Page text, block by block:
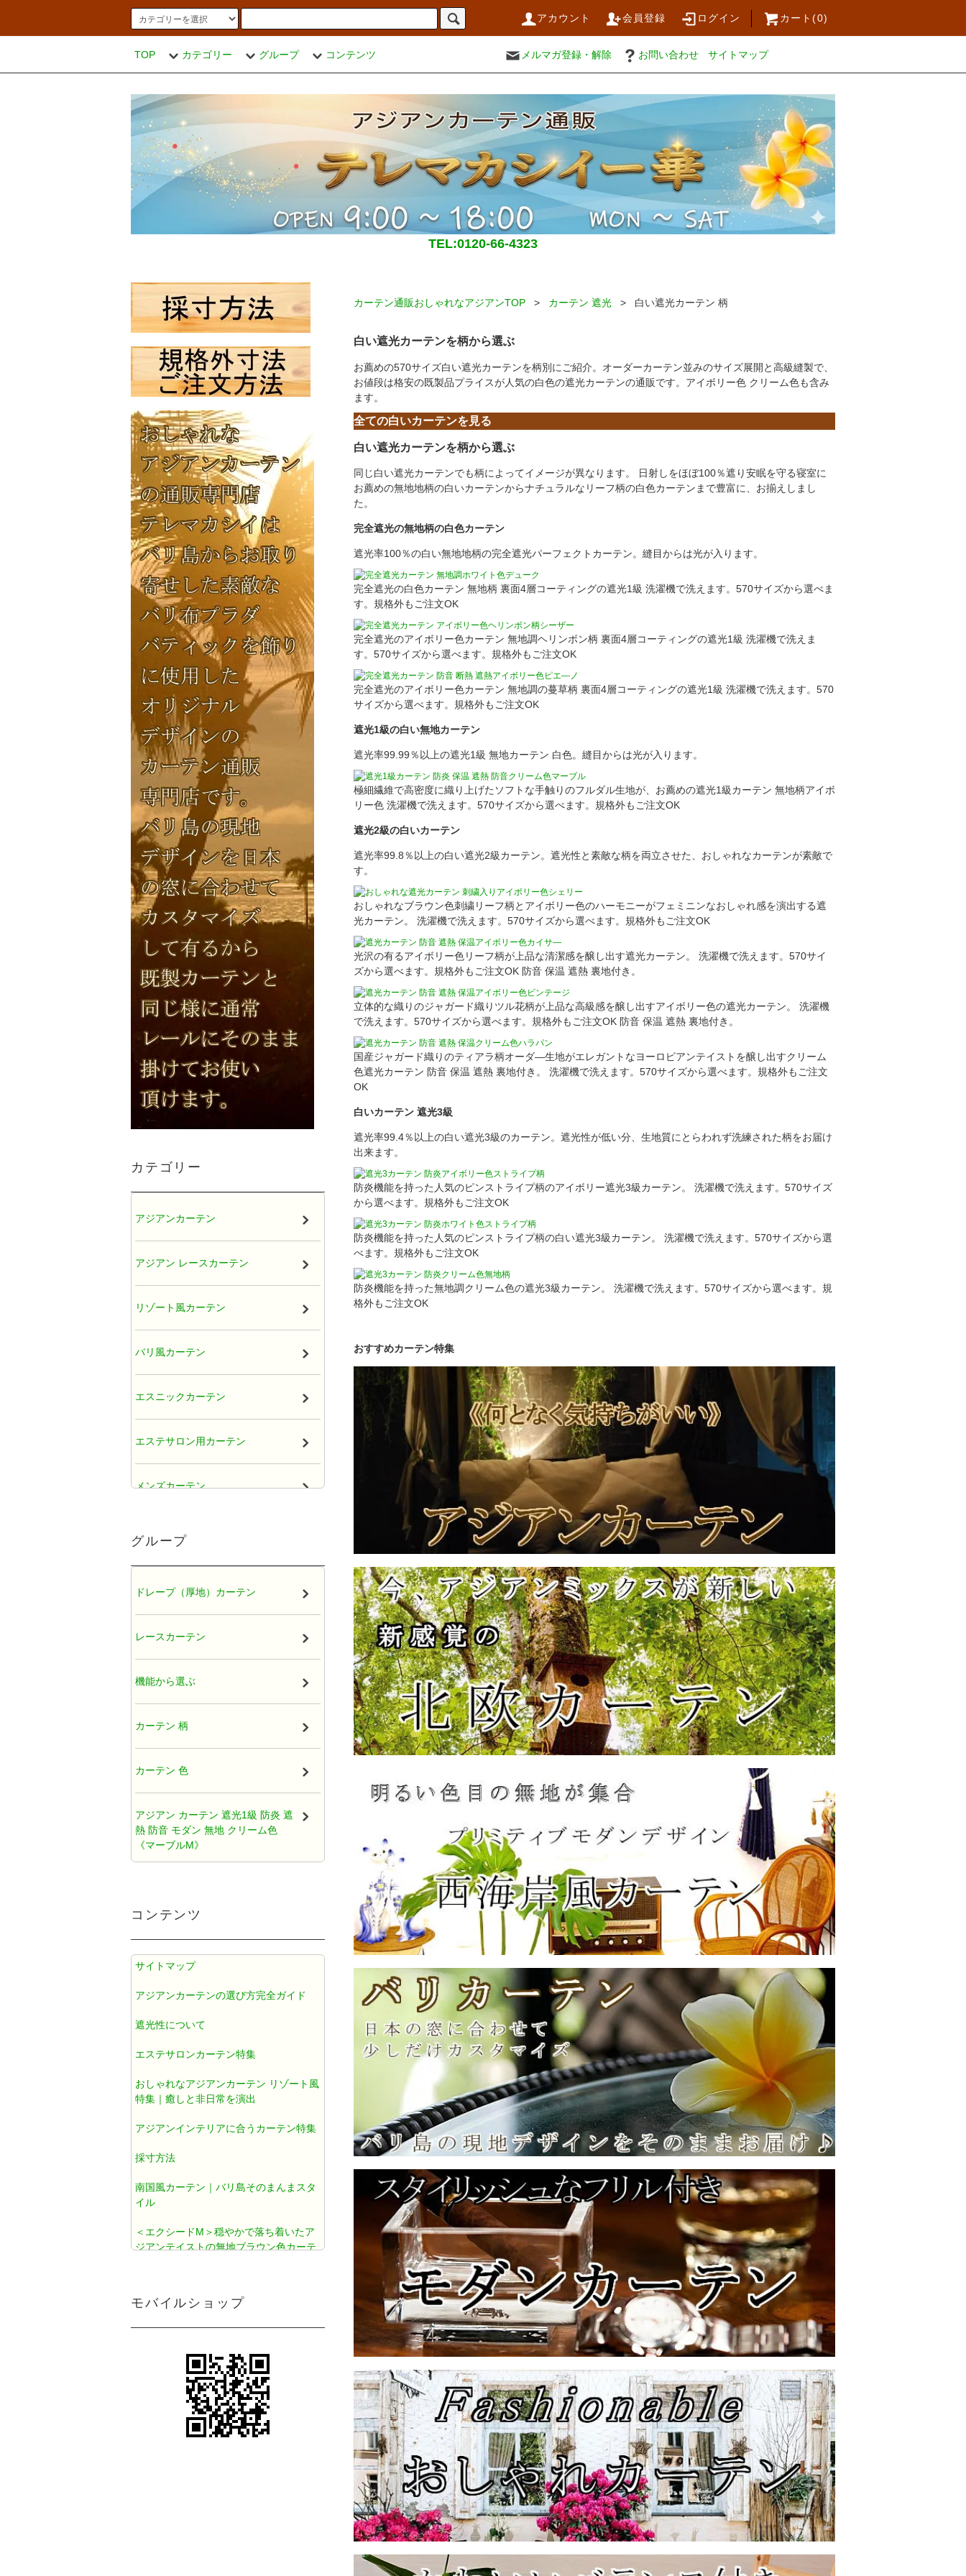
アカウント 会員登録 ログイン カート(0)
TOP カテゴリー グループ コンテンツ メルマガ登録・解除 お問い合わせ サイトマップ
TEL:0120-66-4323
カーテン通販おしゃれなアジアンTOP > カーテン 遮光 > 白い遮光カーテン 柄
白い遮光カーテンを柄から選ぶ
お薦めの570サイズ白い遮光カーテンを柄別にご紹介。オーダーカーテン並みのサイズ展開と高級縫製で、
お値段は格安の既製品プライスが人気の白色の遮光カーテンの通販です。アイボリー色 クリーム色も含み
ます。
全ての白いカーテンを見る
白い遮光カーテンを柄から選ぶ
同じ白い遮光カーテンでも柄によってイメージが異なります。 日射しをほぼ100％遮り安眠を守る寝室に
お薦めの無地地柄の白いカーテンからナチュラルなリーフ柄の白色カーテンまで豊富に、お揃えしまし
た。
完全遮光の無地柄の白色カーテン
遮光率100％の白い無地地柄の完全遮光パーフェクトカーテン。縫目からは光が入ります。
完全遮光の白色カーテン 無地柄 裏面4層コーティングの遮光1級 洗濯機で洗えます。570サイズから選べま
す。規格外もご注文OK
完全遮光のアイボリー色カーテン 無地調ヘリンボン柄 裏面4層コーティングの遮光1級 洗濯機で洗えま
す。570サイズから選べます。規格外もご注文OK
完全遮光のアイボリー色カーテン 無地調の蔓草柄 裏面4層コーティングの遮光1級 洗濯機で洗えます。570
サイズから選べます。規格外もご注文OK
遮光1級の白い無地カーテン
遮光率99.99％以上の遮光1級 無地カーテン 白色。縫目からは光が入ります。
極細繊維で高密度に織り上げたソフトな手触りのフルダル生地が、お薦めの遮光1級カーテン 無地柄アイボ
リー色 洗濯機で洗えます。570サイズから選べます。規格外もご注文OK
遮光2級の白いカーテン
遮光率99.8％以上の白い遮光2級カーテン。遮光性と素敵な柄を両立させた、おしゃれなカーテンが素敵で
す。
おしゃれなブラウン色刺繍リーフ柄とアイボリー色のハーモニーがフェミニンなおしゃれ感を演出する遮
光カーテン。 洗濯機で洗えます。570サイズから選べます。規格外もご注文OK
光沢の有るアイボリー色リーフ柄が上品な清潔感を醸し出す遮光カーテン。 洗濯機で洗えます。570サイ
ズから選べます。規格外もご注文OK 防音 保温 遮熱 裏地付き。
立体的な織りのジャガード織りツル花柄が上品な高級感を醸し出すアイボリー色の遮光カーテン。 洗濯機
で洗えます。570サイズから選べます。規格外もご注文OK 防音 保温 遮熱 裏地付き。
国産ジャガード織りのティアラ柄オーダ―生地がエレガントなヨーロピアンテイストを醸し出すクリーム
色遮光カーテン 防音 保温 遮熱 裏地付き。 洗濯機で洗えます。570サイズから選べます。規格外もご注文
OK
白いカーテン 遮光3級
遮光率99.4％以上の白い遮光3級のカーテン。遮光性が低い分、生地質にとらわれず洗練された柄をお届け
出来ます。
防炎機能を持った人気のピンストライプ柄のアイボリー遮光3級カーテン。 洗濯機で洗えます。570サイズ
から選べます。規格外もご注文OK
防炎機能を持った人気のピンストライプ柄の白い遮光3級カーテン。 洗濯機で洗えます。570サイズから選
べます。規格外もご注文OK
防炎機能を持った無地調クリーム色の遮光3級カーテン。 洗濯機で洗えます。570サイズから選べます。規
格外もご注文OK
おすすめカーテン特集
カテゴリー
アジアンカーテン
アジアン レースカーテン
リゾート風カーテン
バリ風カーテン
エスニックカーテン
エステサロン用カーテン
メンズカーテン
ひだ無しフラットカーテン
グループ
ドレープ（厚地）カーテン
レースカーテン
機能から選ぶ
カーテン 柄
カーテン 色
アジアン カーテン 遮光1級 防炎 遮
熱 防音 モダン 無地 クリーム色
《マーブルM》
M》
アジアン カーテン 遮光1級 防炎 遮
ードM》
色ダマスク柄《ジャカルタM》
アジアン カーテン おしゃれ 遮光1
T》
アジアン カーテン 遮光1級 モダン
ブラウン色 ストライプ柄 《ライ
コンテンツ
サイトマップ
アジアンカーテンの選び方完全ガイド
遮光性について
エステサロンカーテン特集
おしゃれなアジアンカーテン リゾート風
特集｜癒しと非日常を演出
アジアンインテリアに合うカーテン特集
採寸方法
南国風カーテン｜バリ島そのまんまスタ
イル
＜エクシードM＞穏やかで落ち着いたア
ジアンテイストの無地ブラウン色カーテ
力を引き出すクリーム色カーテン
さと異国情緒をプラス
シンプルながらも都会的で洗練されたア
ジアンインテリアを引き出すカーテン＜
ライトM＞グレー
モバイルショップ